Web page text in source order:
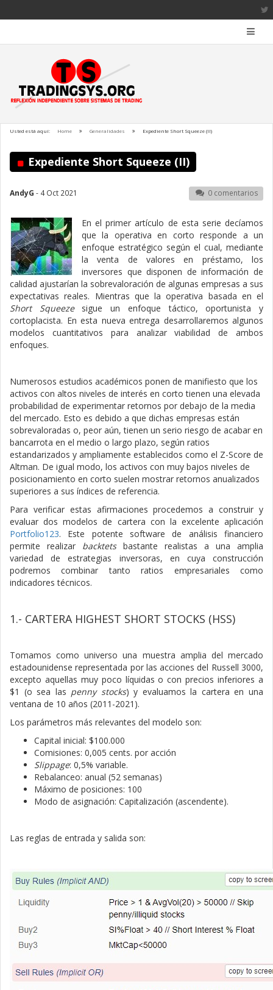
Usted está aquí: Home Generalidades Expediente Short Squeeze (II)
Expediente Short Squeeze (II)
AndyG - 4 Oct 2021 0 comentarios
En el primer artículo de esta serie decíamos
que la operativa en corto responde a un
enfoque estratégico según el cual, mediante
la venta de valores en préstamo, los
inversores que disponen de información de
calidad ajustarían la sobrevaloración de algunas empresas a sus
expectativas reales. Mientras que la operativa basada en el
Short Squeezesigue un enfoque táctico, oportunista y
cortoplacista. En esta nueva entrega desarrollaremos algunos
modelos cuantitativos para analizar viabilidad de ambos
enfoques.
Numerosos estudios académicos ponen de manifiesto que los
activos con altos niveles de interés en corto tienen una elevada
probabilidad de experimentar retornos por debajo de la media
del mercado. Esto es debido a que dichas empresas están
sobrevaloradas o, peor aún, tienen un serio riesgo de acabar en
bancarrota en el medio o largo plazo, según ratios
estandarizados y ampliamente establecidos como el Z-Score de
Altman. De igual modo, los activos con muy bajos niveles de
posicionamiento en corto suelen mostrar retornos anualizados
superiores a sus índices de referencia.
Para verificar estas afirmaciones procedemos a construir y
evaluar dos modelos de cartera con la excelente aplicación
Portfolio123. Este potente software de análisis financiero
permite realizar backtetsbastante realistas a una amplia
variedad de estrategias inversoras, en cuya construcción
podremos combinar tanto ratios empresariales como
indicadores técnicos.
1.- CARTERA HIGHEST SHORT STOCKS (HSS)
Tomamos como universo una muestra amplia del mercado
estadounidense representada por las acciones del Russell 3000,
excepto aquellas muy poco líquidas o con precios inferiores a
$1 (o sea las penny stocks) y evaluamos la cartera en una
ventana de 10 años (2011-2021).
Los parámetros más relevantes del modelo son:
Capital inicial: $100.000
Comisiones: 0,005 cents. por acción
Slippage: 0,5% variable.
Rebalanceo: anual (52 semanas)
Máximo de posiciones: 100
Modo de asignación: Capitalización (ascendente).
Las reglas de entrada y salida son: